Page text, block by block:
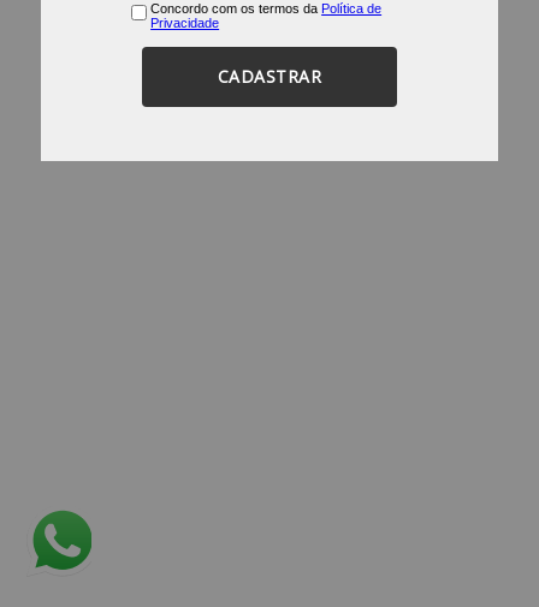
Concordo com os termos da Política de
Privacidade
CADASTRAR